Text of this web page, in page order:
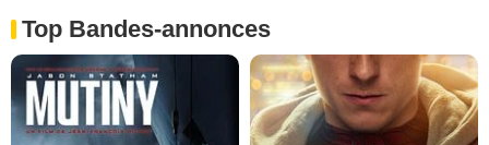
Top Bandes-annonces